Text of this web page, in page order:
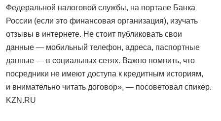
Федеральной налоговой службы, на портале Банка
России (если это финансовая организация), изучать
отзывы в интернете. Не стоит публиковать свои
данные — мобильный телефон, адреса, паспортные
данные — в социальных сетях. Важно помнить, что
посредники не имеют доступа к кредитным историям,
и внимательно читать договор», — посоветовал спикер.
KZN.RU